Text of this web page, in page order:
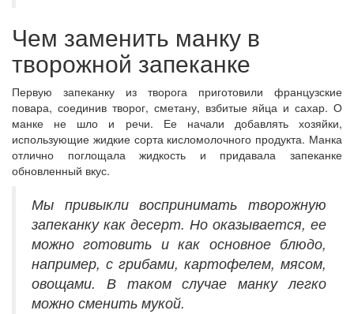
Чем заменить манку в
творожной запеканке
Первую запеканку из творога приготовили французские
повара, соединив творог, сметану, взбитые яйца и сахар. О
манке не шло и речи. Ее начали добавлять хозяйки,
использующие жидкие сорта кисломолочного продукта. Манка
отлично поглощала жидкость и придавала запеканке
обновленный вкус.
Мы привыкли воспринимать творожную
запеканку как десерт. Но оказывается, ее
можно готовить и как основное блюдо,
например, с грибами, картофелем, мясом,
овощами. В таком случае манку легко
можно сменить мукой.